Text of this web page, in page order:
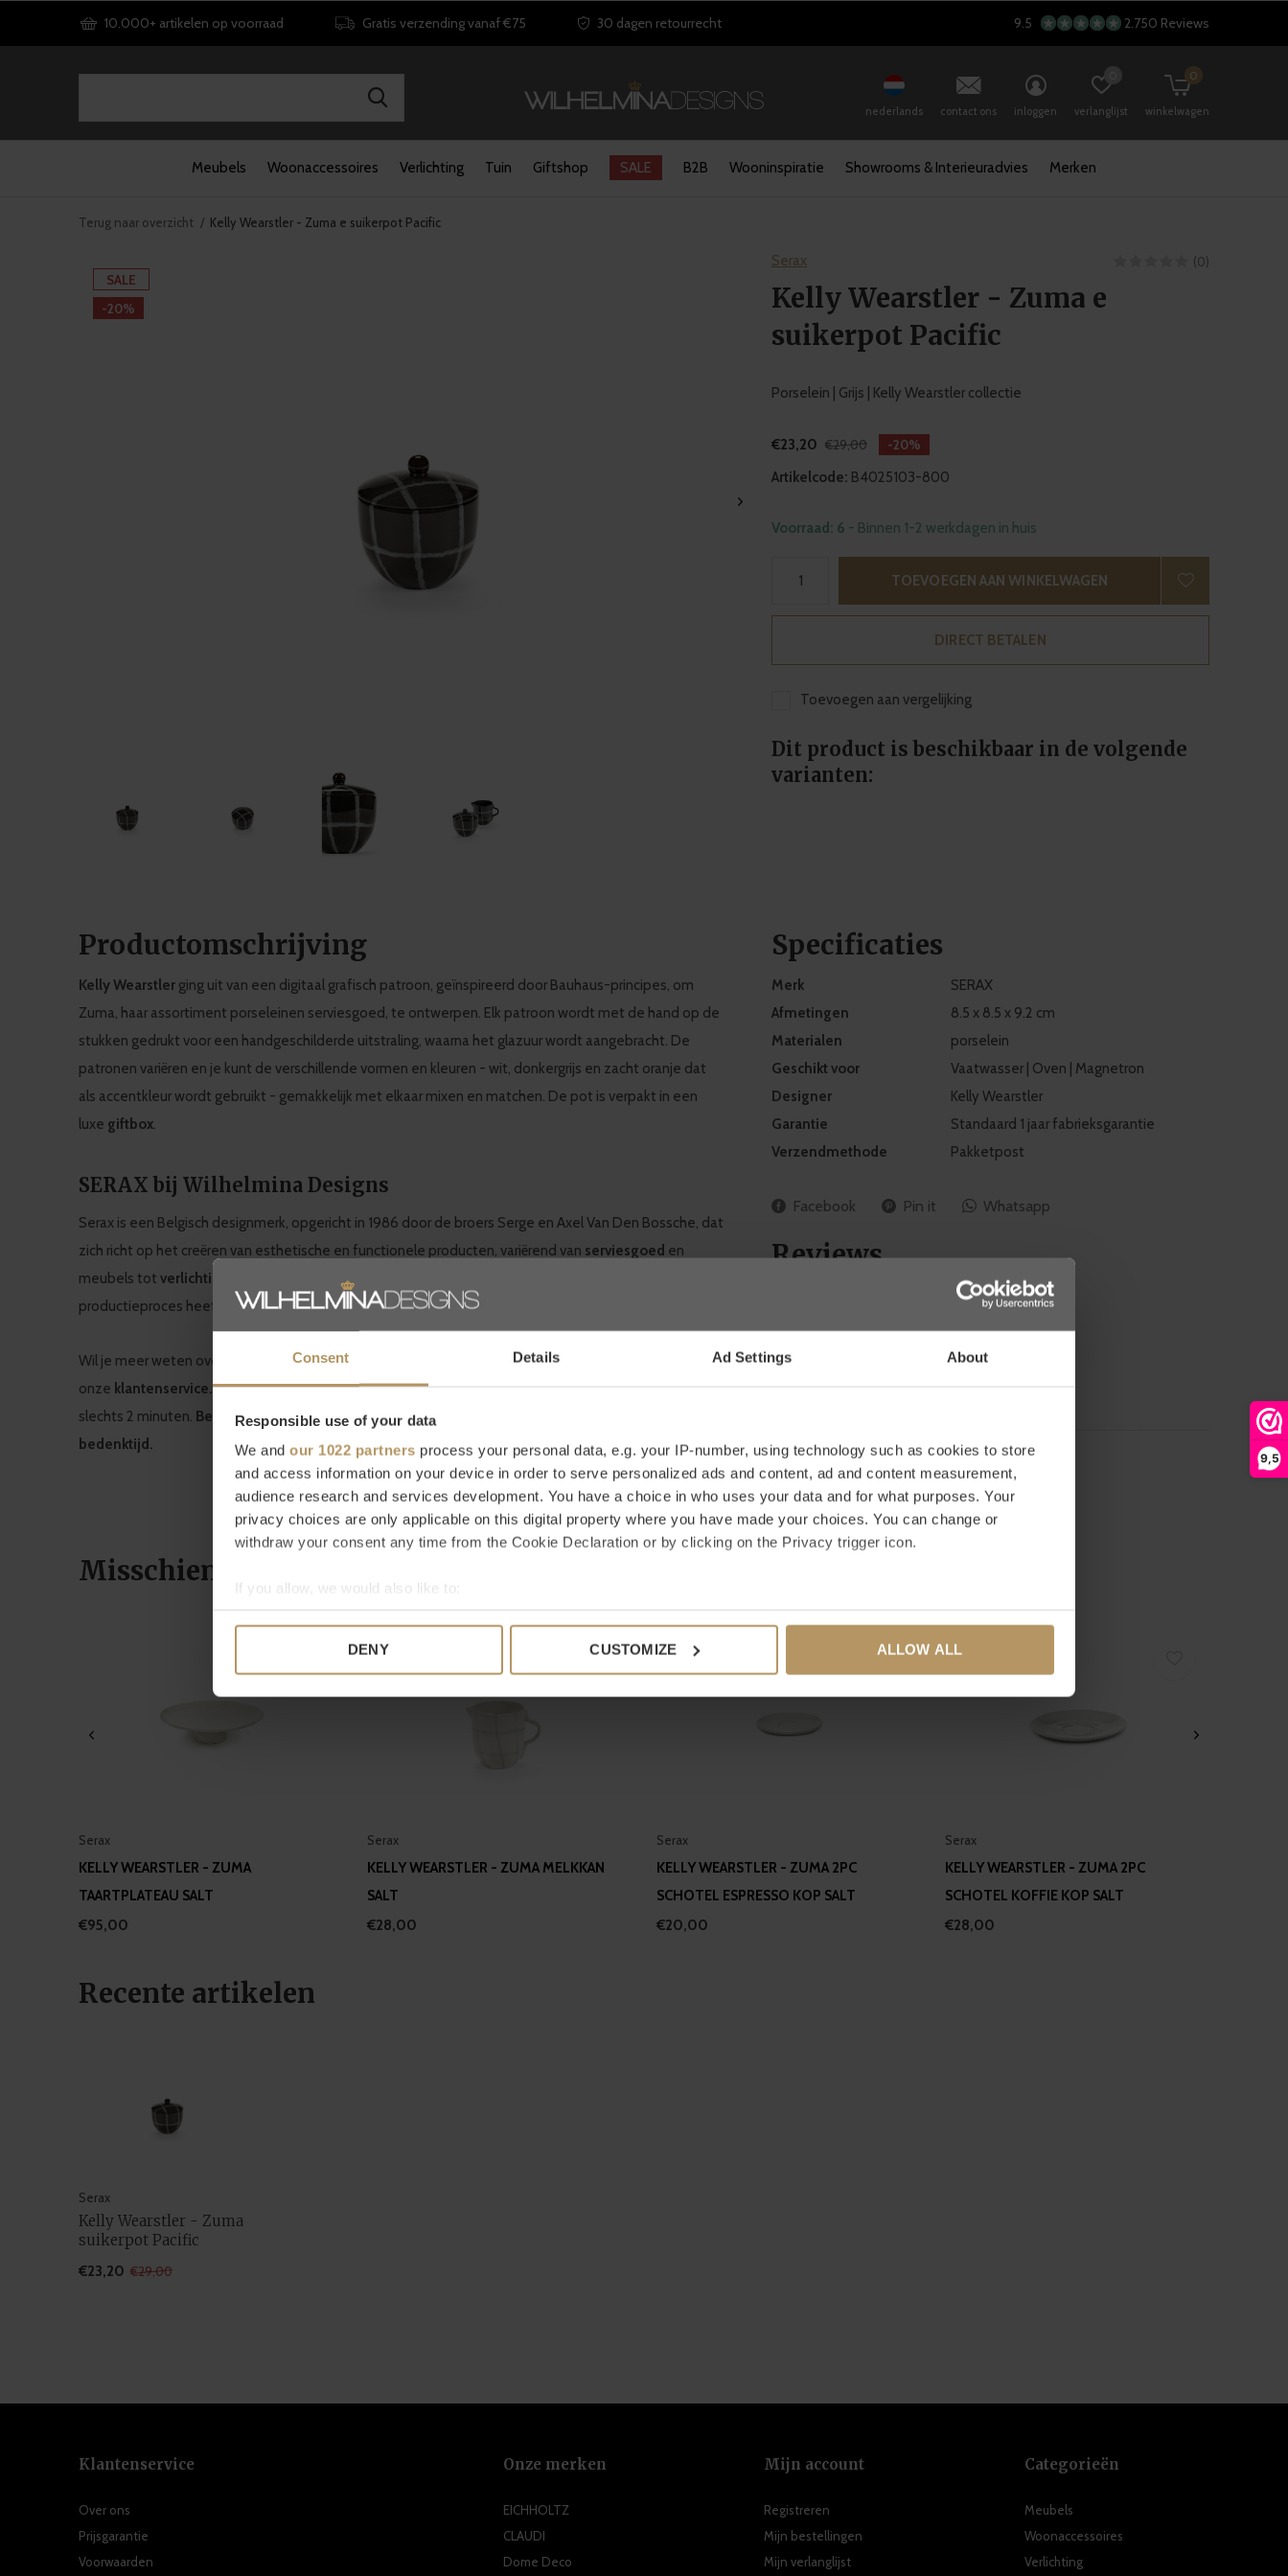
Consent Details Ad Settings About
Responsible use of your data
We and our 1022 partners process your personal data, e.g. your IP-number, using technology such as cookies to store
and access information on your device in order to serve personalized ads and content, ad and content measurement,
audience research and services development. You have a choice in who uses your data and for what purposes. Your
privacy choices are only applicable on this digital property where you have made your choices. You can change or
withdraw your consent any time from the Cookie Declaration or by clicking on the Privacy trigger icon.
If you allow, we would also like to:
Collect information about your geographical location which can be accurate to within several meters
information about your use of our site with our social media, advertising and analytics partners who may combine it with
DENY CUSTOMIZE ALLOW ALL
9,5
Meubels Woonaccessoires Verlichting Tuin Giftshop SALE B2B Wooninspiratie Showrooms & Interieuradvies Merken
nederlands contact ons inloggen verlanglijst winkelwagen
0
10.000+ artikelen op voorraad Gratis verzending vanaf €75 30 dagen retourrecht 9.5 2.750 Reviews
Terug naar overzicht Kelly Wearstler - Zuma e suikerpot Pacific
SALE
-20%
Serax (0)
Kelly Wearstler - Zuma e
suikerpot Pacific
Porselein | Grijs | Kelly Wearstler collectie
€23,20 €29,00 -20%
Artikelcode: B4025103-800
Voorraad: 6 - Binnen 1-2 werkdagen in huis
TOEVOEGEN AAN WINKELWAGEN
DIRECT BETALEN
Toevoegen aan vergelijking
Dit product is beschikbaar in de volgende
varianten:
Productomschrijving
Kelly Wearstler ging uit van een digitaal grafisch patroon, geïnspireerd door Bauhaus-principes, om
Zuma, haar assortiment porseleinen serviesgoed, te ontwerpen. Elk patroon wordt met de hand op de
stukken gedrukt voor een handgeschilderde uitstraling, waarna het glazuur wordt aangebracht. De
patronen variëren en je kunt de verschillende vormen en kleuren - wit, donkergrijs en zacht oranje dat
als accentkleur wordt gebruikt - gemakkelijk met elkaar mixen en matchen. De pot is verpakt in een
luxe giftbox.
SERAX bij Wilhelmina Designs
Serax is een Belgisch designmerk, opgericht in 1986 door de broers Serge en Axel Van Den Bossche, dat
zich richt op het creëren van esthetische en functionele producten, variërend van serviesgoed en
meubels tot verlichting
en accessoires. Met een Europees ontwerpteam en een internationaal
productieproces heeft Serax een sterke aanwezigheid in toprestaurants, hotels en designwinkels.
Wil je meer weten over Serax of ben je op zoek naar een specifiek product? Neem dan contact op met
onze klantenservice.Direct bestellen kan natuurlijk ook, gebruik hiervoor de bestelknop, het duurt
slechts 2 minuten. Ben je niet helemaal tevreden met je aankoop? Bij WDS krijg je
bedenktijd.
Specificaties
Merk
SERAX
Afmetingen
8.5 x 8.5 x 9.2 cm
Materialen
porselein
Geschikt voor
Vaatwasser | Oven | Magnetron
Designer
Kelly Wearstler
Garantie
Standaard 1 jaar fabrieksgarantie
Verzendmethode
Pakketpost
Facebook Pin it Whatsapp
Reviews
0 sterren op basis van 0 beoordelingen
Misschien vind je dit ook mooi
Serax
KELLY WEARSTLER - ZUMA
TAARTPLATEAU SALT
€95,00
Serax
KELLY WEARSTLER - ZUMA MELKKAN
SALT
€28,00
Serax
KELLY WEARSTLER - ZUMA 2PC
SCHOTEL ESPRESSO KOP SALT
€20,00
Serax
KELLY WEARSTLER - ZUMA 2PC
SCHOTEL KOFFIE KOP SALT
€28,00
Recente artikelen
Serax
Kelly Wearstler - Zuma
suikerpot Pacific
€23,20 €29,00
Klantenservice
Over ons
Prijsgarantie
Voorwaarden
Onze merken
EICHHOLTZ
CLAUDI
Dome Deco
Mijn account
Registreren
Mijn bestellingen
Mijn verlanglijst
Categorieën
Meubels
Woonaccessoires
Verlichting